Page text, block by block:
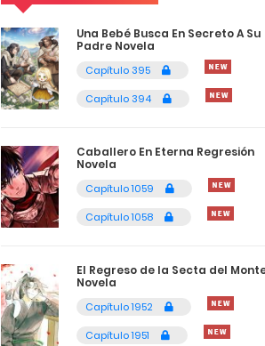
Una Bebé Busca En Secreto A Su
Padre Novela
Capítulo 395
Capítulo 394
Caballero En Eterna Regresión
Novela
Capítulo 1059
Capítulo 1058
El Regreso de la Secta del
Novela
Capítulo 1952
Capítulo 1951